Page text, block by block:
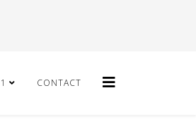
CONTACT